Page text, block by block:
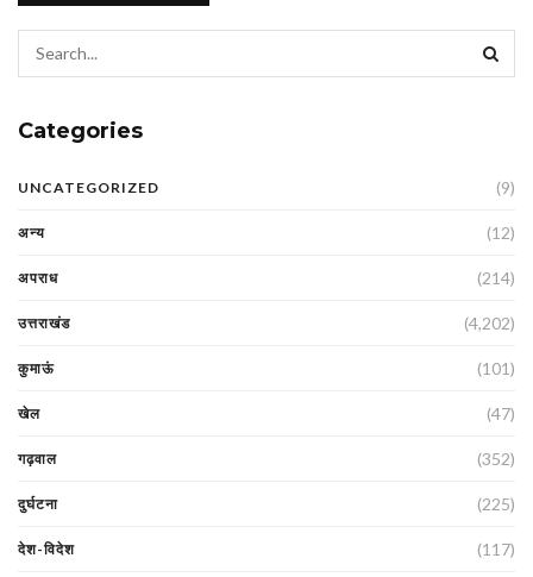
Categories
UNCATEGORIZED (9)
अन्य (12)
अपराध (214)
उत्तराखंड (4,202)
कुमाऊं (101)
खेल (47)
गढ़वाल (352)
दुर्घटना (225)
देश-विदेश (117)